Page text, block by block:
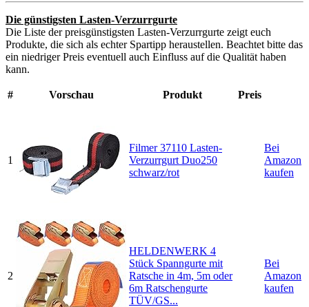
Die günstigsten Lasten-Verzurrgurte
Die Liste der preisgünstigsten Lasten-Verzurrgurte zeigt euch
Produkte, die sich als echter Spartipp heraustellen. Beachtet bitte das
ein niedriger Preis eventuell auch Einfluss auf die Qualität haben
kann.
# Vorschau Produkt Preis
1
Filmer 37110 Lasten-
Verzurrgurt Duo250
schwarz/rot
Bei
Amazon
kaufen
2
HELDENWERK 4
Stück Spanngurte mit
Ratsche in 4m, 5m oder
6m Ratschengurte
TÜV/GS...
Bei
Amazon
kaufen